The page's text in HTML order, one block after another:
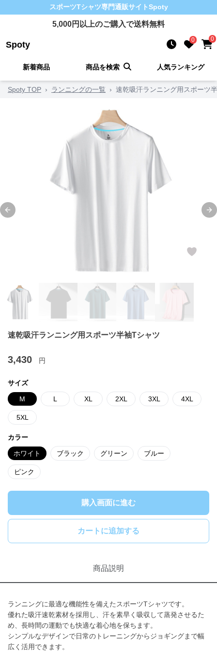
スポーツTシャツ専門通販サイトSpoty
5,000円以上のご購入で送料無料
Spoty 0 0
新着商品 商品を検索 人気ランキング
Spoty TOP › ランニングの一覧 › 速乾吸汗ランニング用スポーツ
Previous slide
速乾吸汗ランニング用スポーツ半袖Tシャツ
3,430 円
サイズ
M L XL 2XL 3XL 4XL
5XL
カラー
ホワイト ブラック グリーン ブルー
ピンク
購入画面に進む
カートに追加する
商品説明
ランニングに最適な機能性を備えたスポーツTシャツです。
優れた吸汗速乾素材を採用し、汗を素早く吸収して蒸発させるた
め、長時間の運動でも快適な着心地を保ちます。
シンプルなデザインで日常のトレーニングからジョギングまで幅
広く活用できます。